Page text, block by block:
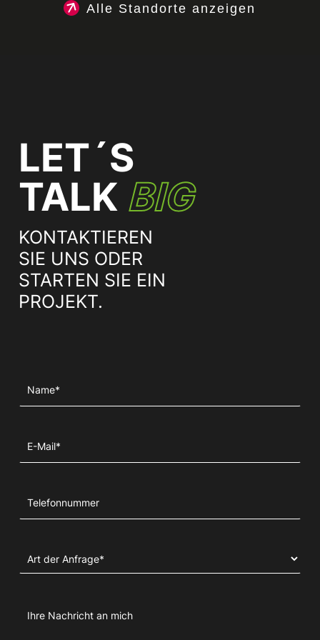
Alle Standorte anzeigen
LET´S
KONTAKTIEREN
SIE UNS ODER
STARTEN SIE EIN
PROJEKT.
TALK BIG